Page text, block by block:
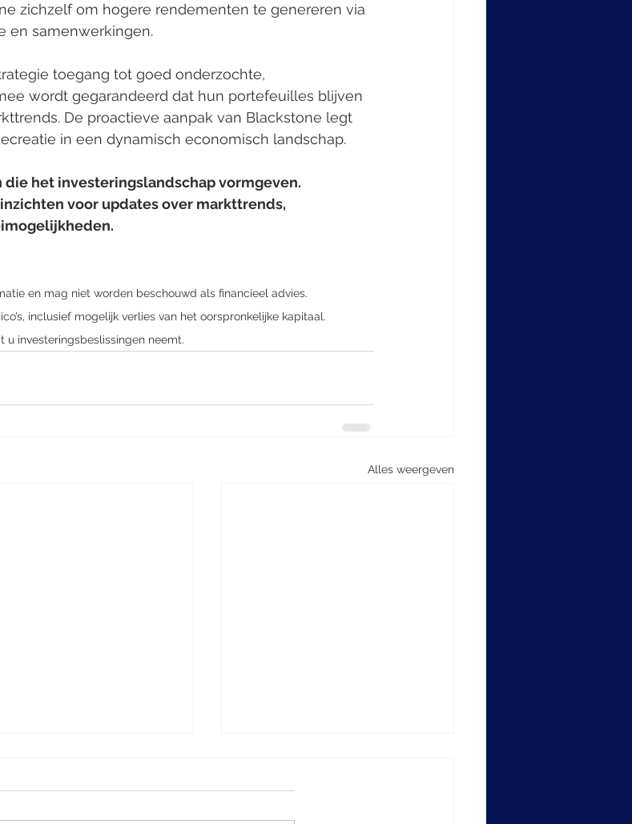
zichzelf om hogere rendementen te genereren via
en samenwerkingen.
toegang tot goed onderzochte,
wordt gegarandeerd dat hun portefeuilles blijven
De proactieve aanpak van Blackstone legt
in een dynamisch economisch landschap.
het investeringslandschap vormgeven.
voor updates over markttrends,
en mag niet worden beschouwd als financieel advies.
inclusief mogelijk verlies van het oorspronkelijke kapitaal.
u investeringsbeslissingen neemt.
Alles weergeven